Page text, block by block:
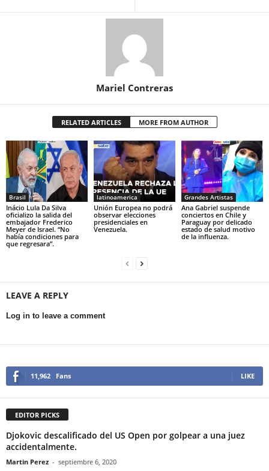
Mariel Contreras
RELATED ARTICLES MORE FROM AUTHOR
Brasil
Inácio Lula Da Silva
oficializo la salida del
embajador Frederico
Meyer de Israel. “No
había condiciones para
que regresara”.
latinoamerica
Unión Europea no podrá
observar elecciones
presidenciales en
Venezuela.
Grandes Artistas
Ana Gabriel suspende
conciertos en Chile y
Paraguay por delicado
estado de salud motivo
de la influenza.
LEAVE A REPLY
Log in to leave a comment
11,962 Fans LIKE
EDITOR PICKS
Djokovic descalificado del US Open por golpear a una juez
accidentalmente.
Martin Perez - septiembre 6, 2020